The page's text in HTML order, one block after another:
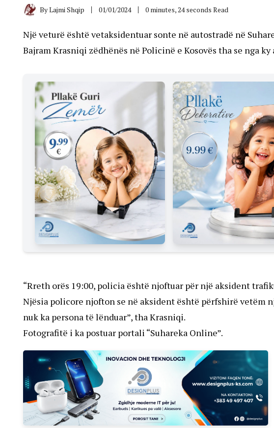
ByLajmi Shqip 01/01/2024 0 minutes, 24 seconds Read
Një veturë është vetaksidentuar sonte në autostradë në
Bajram Krasniqi zëdhënës në Policinë e Kosovës tha se nga
“Rreth orës 19:00, policia është njoftuar për një aksident
Njësia policore njofton se në aksident është përfshirë vetëm
nuk ka persona të lënduar”, tha Krasniqi.
Fotografitë i ka postuar portali “Suhareka Online”.